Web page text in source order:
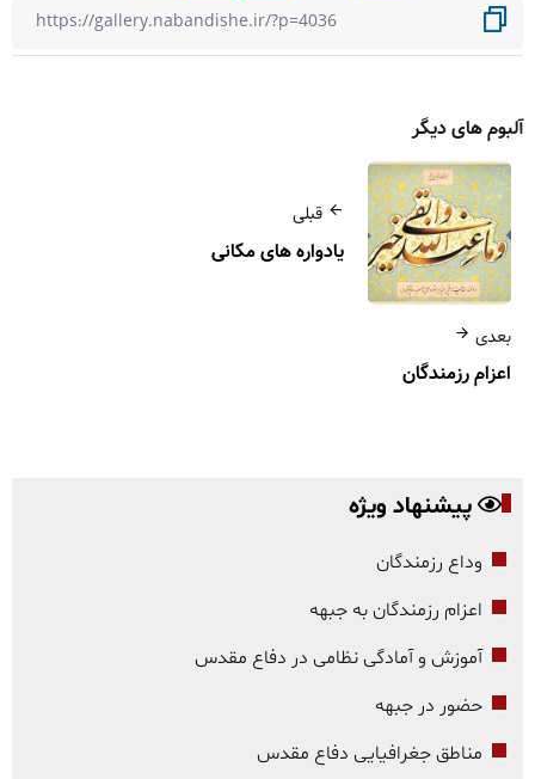
آلبوم های دیگر
قبلی
یادواره های مکانی
بعدی
اعزام رزمندگان
پیشنهاد ویژه
وداع رزمندگان
اعزام رزمندگان به جبهه
آموزش و آمادگی نظامی در دفاع مقدس
حضور در جبهه
مناطق جغرافیایی دفاع مقدس